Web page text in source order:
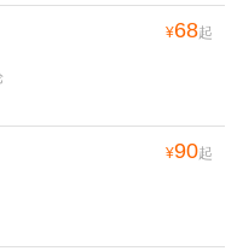
¥68起
¥90起